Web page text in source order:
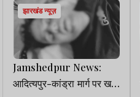
झारखंड न्यूज़
Jamshedpur News:
आदित्यपुर-कांड्रा मार्ग पर खड़े